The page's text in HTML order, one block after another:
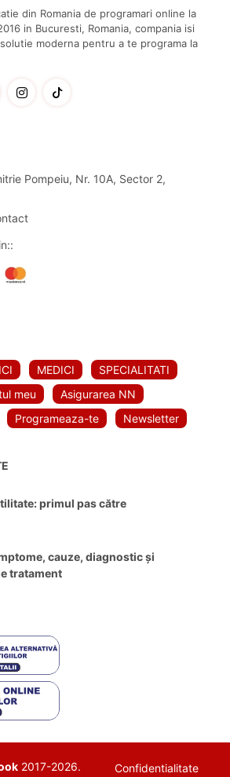
din Romania de programari online la
in Bucuresti, Romania, compania isi
moderna pentru a te programa la
Pompeiu, Nr. 10A, Sector 2,
MEDICI
SPECIALITATI
meu
Asigurarea NN
Programeaza-te Newsletter
primul pas către
cauze, diagnostic și
tratament
2017-2026.
Confidentialitate